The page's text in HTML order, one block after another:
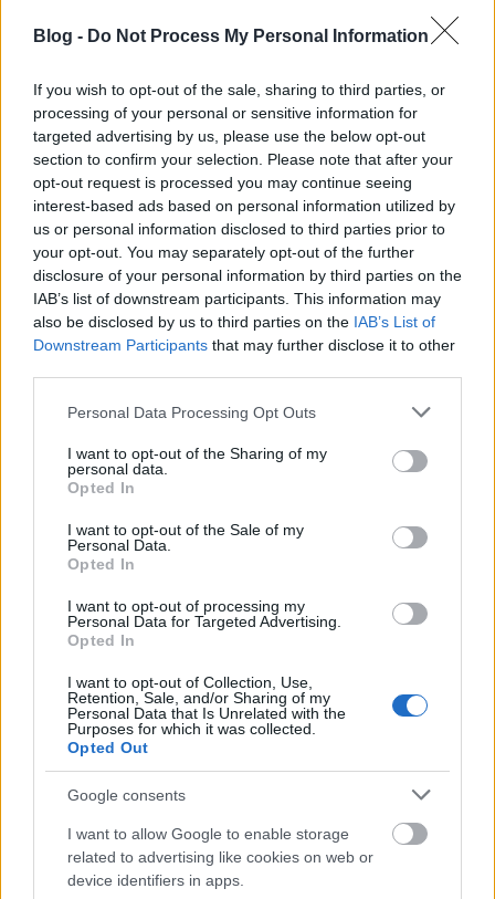
Blog - Do Not Process My Personal Information
If you wish to opt-out of the sale, sharing to third parties, or
processing of your personal or sensitive information for
targeted advertising by us, please use the below opt-out
section to confirm your selection. Please note that after your
opt-out request is processed you may continue seeing
interest-based ads based on personal information utilized by
us or personal information disclosed to third parties prior to
your opt-out. You may separately opt-out of the further
disclosure of your personal information by third parties on the
IAB’s list of downstream participants. This information may
also be disclosed by us to third parties on the IAB’s List of
Downstream Participants that may further disclose it to other
Please note that this website/app uses one or more Google
not limited to your visit or usage behaviour. You may click to
grant or deny consent to Google and its third-party tags to
use your data for below specified purposes in below Google
consent section.
Personal Data Processing Opt Outs
I want to opt-out of the Sharing of my
personal data.
Opted In
I want to opt-out of the Sale of my
Personal Data.
Opted In
I want to opt-out of processing my
Personal Data for Targeted Advertising.
Opted In
I want to opt-out of Collection, Use,
Retention, Sale, and/or Sharing of my
Personal Data that Is Unrelated with the
Purposes for which it was collected.
Opted Out
Google consents
I want to allow Google to enable storage
related to advertising like cookies on web or
device identifiers in apps.
magyar box office: a szörnyek koldusa
szinkronhangok: mami
usa box office: új élmény
A hozzászóláshoz be kell lépned!
VAGY
orion128
12 éve